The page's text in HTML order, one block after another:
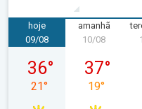
hoje
domingo, 09/08
09/08
36°
21°
amanhã
segunda-
10/08
37°
19°